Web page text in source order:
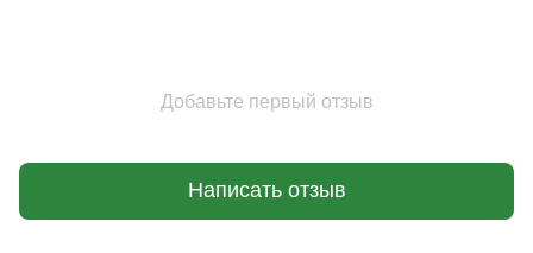
Добавьте первый отзыв
Написать отзыв